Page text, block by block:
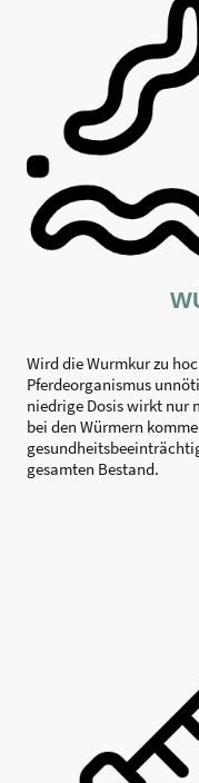
Wird die Wurmkur zu
Pferdeorganismus
niedrige Dosis wirkt nur
bei den Würmern
gesamten Bestand.